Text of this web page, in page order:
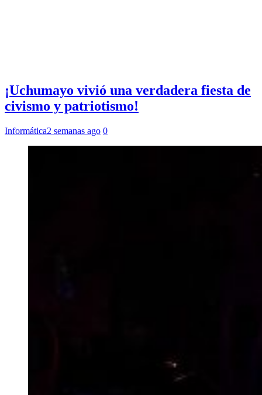
¡Uchumayo vivió una verdadera fiesta de
civismo y patriotismo!
Informática2 semanas ago 0